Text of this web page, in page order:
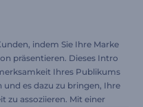
indem Sie Ihre Marke
präsentieren. Dieses Intro
Ihres Publikums
und es dazu zu bringen, Ihre
zu assoziieren. Mit einer